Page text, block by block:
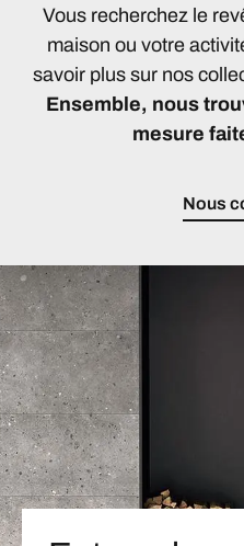
Vous recherchez le
maison ou votre
savoir plus sur nos
Ensemble, nous
mesure
Nous